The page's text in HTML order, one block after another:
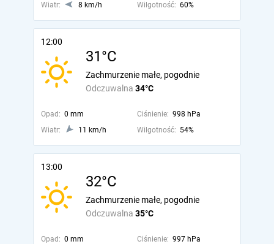
Wiatr:
8 km/h Wilgotność: 60%
12:00
31°C
Odczuwalna 34°C
Zachmurzenie małe, pogodnie
Opad: 0 mm Ciśnienie: 998 hPa
Wiatr:
11 km/h Wilgotność: 54%
13:00
32°C
Odczuwalna 35°C
Zachmurzenie małe, pogodnie
Opad: 0 mm Ciśnienie: 997 hPa